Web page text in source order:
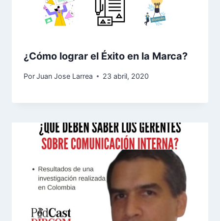
¿Cómo lograr el Éxito en la Marca?
PorJuan Jose Larrea 23 abril, 2020